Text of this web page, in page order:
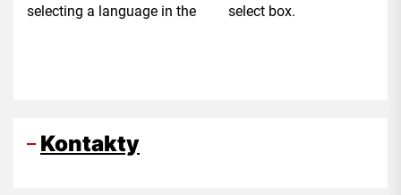
selecting a language in the select box.
Kontakty